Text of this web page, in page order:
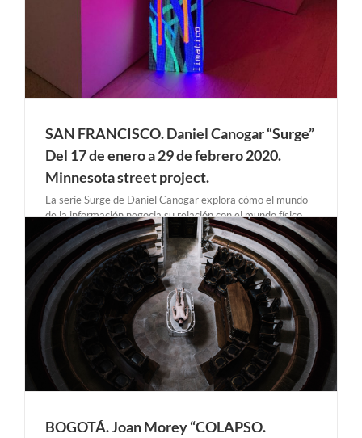
SAN FRANCISCO. Daniel Canogar “Surge”
Del 17 de enero a 29 de febrero 2020.
Minnesota street project.
La serie Surge de Daniel Canogar explora cómo el mundo
de la información negocia su relación con el mundo físico
que nos rodea. El proyecto surge de la preocupación del
artista por la naturaleza intangible - e invisible - de una de
las mayores fuerzas [...]
BOGOTÁ. Joan Morey “COLAPSO.